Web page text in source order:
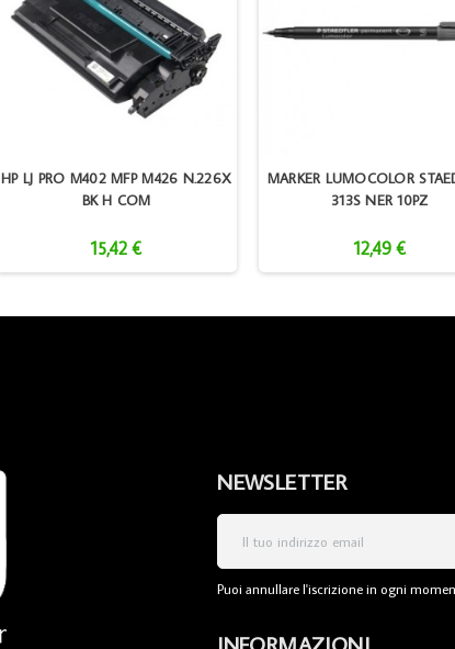
HP LJ PRO M402 MFP M426 N.226X
BK H COM
15,42 €
MARKER LUMOCOLOR
313S NER 10PZ
12,49 €
NEWSLETTER
Puoi annullare l'iscrizione in ogni